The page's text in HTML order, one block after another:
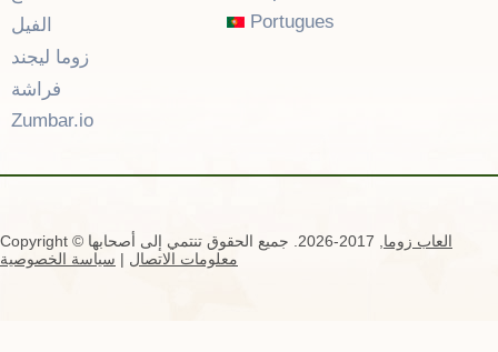
الفيل
زوما ليجند
فراشة
Zumbar.io
Portugues
Copyright © العاب زوما
معلومات الاتصال | سياسة الخصوصية